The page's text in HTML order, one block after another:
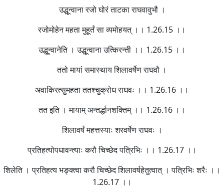
उद्धून्वाना रजो घोरं ताटका राघवावुभौ ।
रजोमोहेन महता मुहूर्तं सा व्यमोहयत् ।। 1.26.15 ।।
उद्धून्वानेति । उद्धून्वाना उत्किरन्ती ।। 1.26.15 ।।
ततो मायां समास्थाय शिलावर्षेण राघवौ ।
अवाकिरत्सुमहता ततश्चुक्रोध राघवः ।। 1.26.16 ।।
तत इति । मायाम् अन्तर्द्धानशक्तिम् ।। 1.26.16 ।।
शिलावर्षं महत्तस्याः शरवर्षेण राघवः ।
प्रतिहत्योपधावन्त्याः करौ चिच्छेद पत्रिभिः ।। 1.26.17 ।।
शिलेति । प्रतिहत्य भङ्क्त्वा करौ चिच्छेद शिलावर्षहेतुत्वात् । पत्रिभिः शरैः ।।
1.26.17 ।।